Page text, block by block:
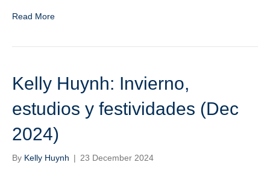
Read More
Kelly Huynh: Invierno,
estudios y festividades (Dec
2024)
By Kelly Huynh | 23 December 2024